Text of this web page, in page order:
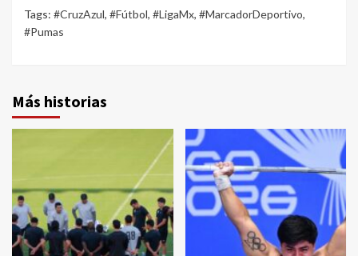
Tags: #CruzAzul, #Fútbol, #LigaMx, #MarcadorDeportivo,
#Pumas
Más historias